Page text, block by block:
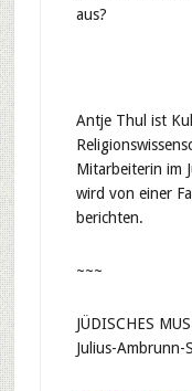
aus?
Antje Thul ist
Mitarbeiterin im
wird von einer
berichten.
~~~
JÜDISCHES
Julius-